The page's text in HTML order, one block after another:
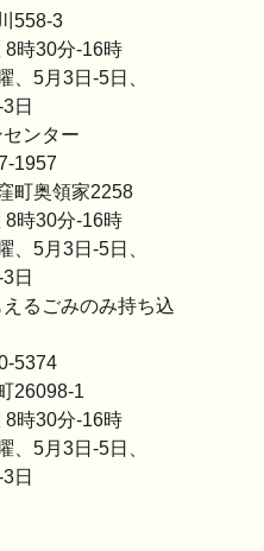
558-3
8時30分-16時
、5月3日-5日、
日
ンター
1957
町奥領家2258
8時30分-16時
、5月3日-5日、
日
えるごみのみ持ち込
5374
26098-1
8時30分-16時
、5月3日-5日、
日